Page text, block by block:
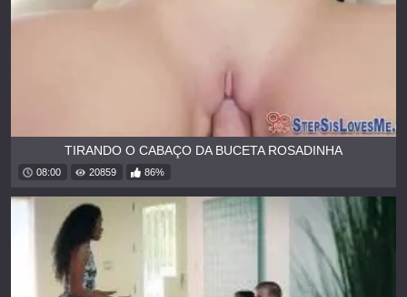
TIRANDO O CABAÇO DA BUCETA ROSADINHA
08:00 20859 86%